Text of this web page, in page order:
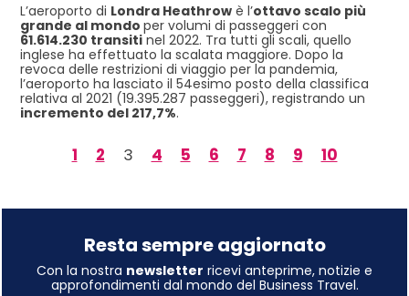
L’aeroporto di Londra Heathrow è l’ottavo scalo più
grande al mondo per volumi di passeggeri con
61.614.230 transiti nel 2022. Tra tutti gli scali, quello
inglese ha effettuato la scalata maggiore. Dopo la
revoca delle restrizioni di viaggio per la pandemia,
l’aeroporto ha lasciato il 54esimo posto della classifica
relativa al 2021 (19.395.287 passeggeri), registrando un
incremento del 217,7%.
1 2 3 4 5 6 7 8 9 10
Resta sempre aggiornato
Con la nostra newsletter ricevi anteprime, notizie e
approfondimenti dal mondo del Business Travel.